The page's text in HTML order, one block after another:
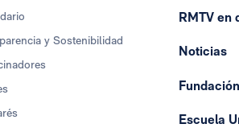
y Sostenibilidad
RMTV en
Noticias
Escuela